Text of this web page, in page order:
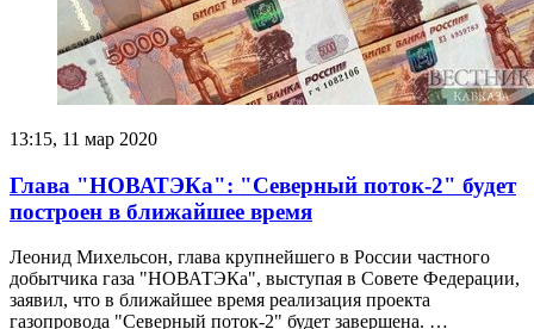
13:15, 11 мар 2020
Глава "НОВАТЭКа": "Северный поток-2" будет
построен в ближайшее время
Леонид Михельсон, глава крупнейшего в России частного
добытчика газа "НОВАТЭКа", выступая в Совете Федерации,
заявил, что в ближайшее время реализация проекта
газопровода "Северный поток-2" будет завершена. …